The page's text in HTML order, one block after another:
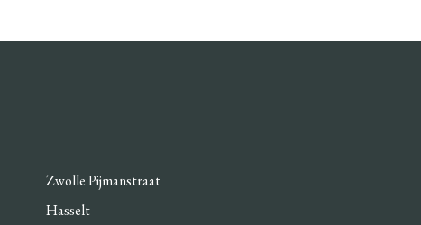
Zwolle Pijmanstraat
Hasselt